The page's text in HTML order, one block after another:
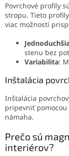
Povrchové profily
stropu. Tieto
viac možností
stenu bez
Variabilita:
Inštalácia
Inštalácia
pripevniť pomocou
námaha.
Prečo sú
interiérov?